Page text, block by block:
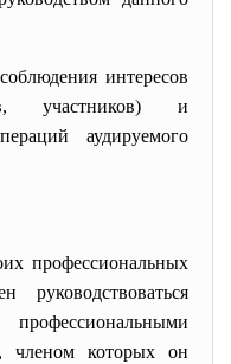
интересов
участников) и
аудируемого
профессиональных
руководствоваться
членом которых он